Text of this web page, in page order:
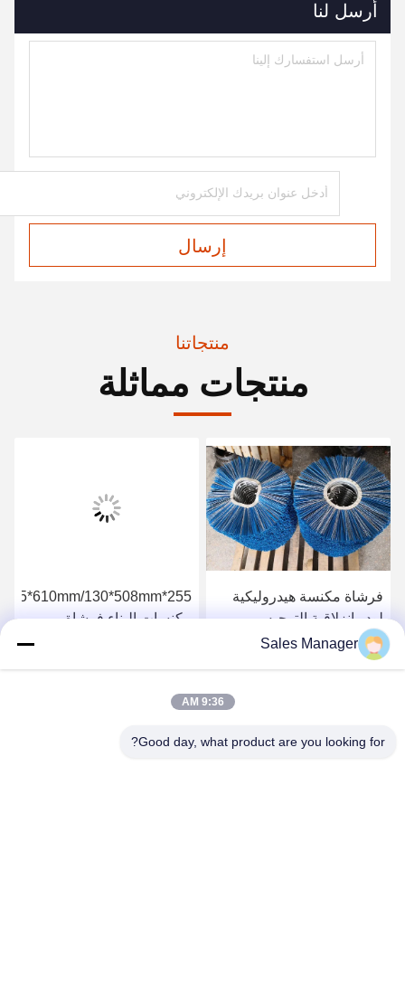
أرسل لنا
إرسال
منتجاتنا
منتجات مماثلة
فرشاة مكنسة هيدروليكية
لودر انزلاقية التوجيه
مكنسات البناء فرشاة
Sales Manager
9:36 AM
Good day, what product are you looking for?